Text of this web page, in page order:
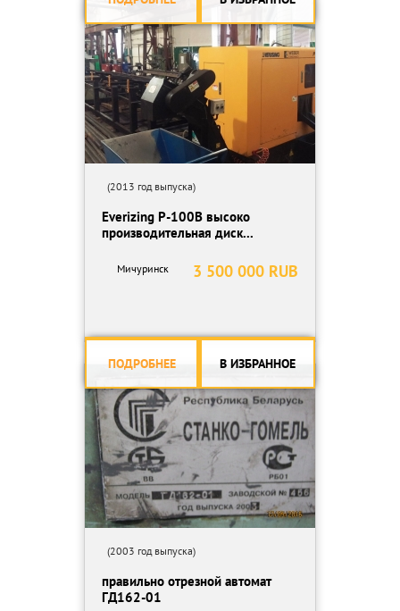
(2013 год выпуска)
Everizing P-100B высоко
производительная диск...
3 500 000 RUB
Мичуринск
ПОДРОБНЕЕ В ИЗБРАННОЕ
(2003 год выпуска)
правильно отрезной автомат
ГД162-01